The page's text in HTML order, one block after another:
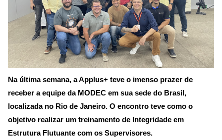
Na última semana, a Applus+ teve o imenso prazer de
receber a equipe da MODEC em sua sede do Brasil,
localizada no Rio de Janeiro. O encontro teve como o
objetivo realizar um treinamento de Integridade em
Estrutura Flutuante com os Supervisores.